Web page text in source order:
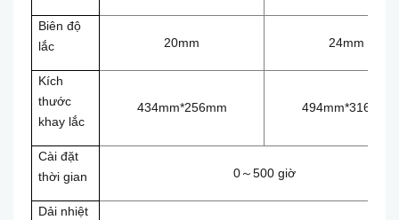
Biên độ
lắc
20mm 24mm
Kích
thước
khay lắc
434mm*256mm 494mm*316mm
Cài đặt
thời gian
0～500 giờ
Dải nhiệt